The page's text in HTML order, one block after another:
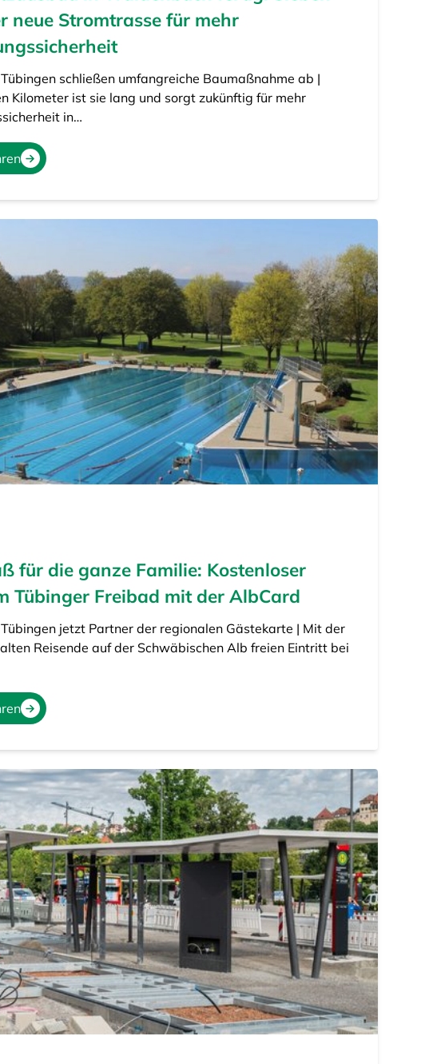
neue Stromtrasse für mehr
schließen umfangreiche Baumaßnahme ab |
Kilometer ist sie lang und sorgt zukünftig für mehr
in…
für die ganze Familie: Kostenloser
Tübinger Freibad mit der AlbCard
jetzt Partner der regionalen Gästekarte | Mit der
Reisende auf der Schwäbischen Alb freien Eintritt bei